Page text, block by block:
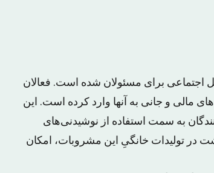
اجتماعی برای مسئولان شده است. فعالان
مالی و جانی به آنها وارد کرده است. این
به سمت استفاده از نوشیدنی‌های
در تولیدات خانگیِ این مشروبات، امکان